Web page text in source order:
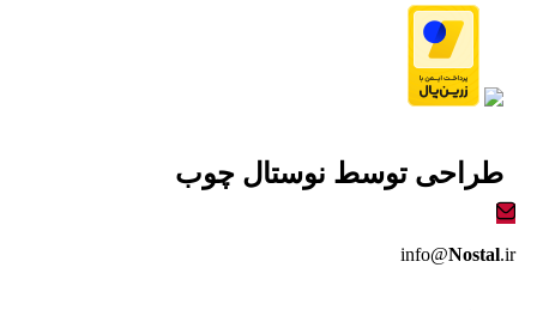
طراحی توسط نوستال چوب
info@Nostal.ir